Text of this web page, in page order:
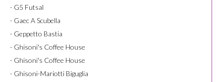
- G5 Futsal
- Gaec A Scubella
- Geppetto Bastia
- Ghisoni's Coffee House
- Ghisoni's Coffee House
- Ghisoni-Mariotti Biguglia